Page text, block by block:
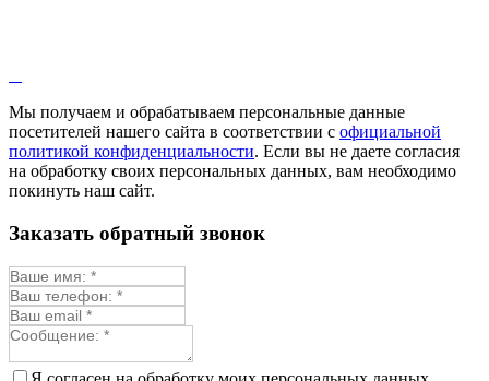
Мыльнянка
Мята
Овсяный корень
Огуречная трава
Пустырник
Репешок
Синюха
Смесь лекарственных
Стевия
Мы получаем и обрабатываем персональные данные
посетителей нашего сайта в соответствии с официальной
политикой конфиденциальности. Если вы не даете согласия
на обработку своих персональных данных, вам необходимо
покинуть наш сайт.
Заказать обратный звонок